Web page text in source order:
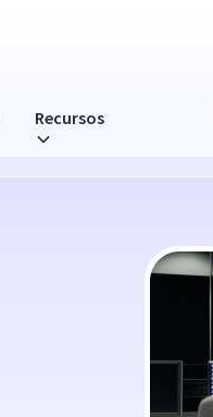
Recursos